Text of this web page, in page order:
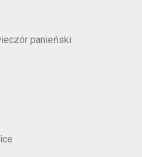
panieński